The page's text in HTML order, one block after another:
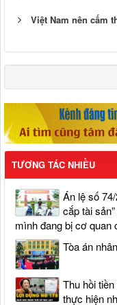
Việt Nam nên cấm
TƯƠNG TÁC NHIỀU
Án lệ số
cắp tài
mình đang bị cơ quan
Tòa án
Thu hồi
thực hiện